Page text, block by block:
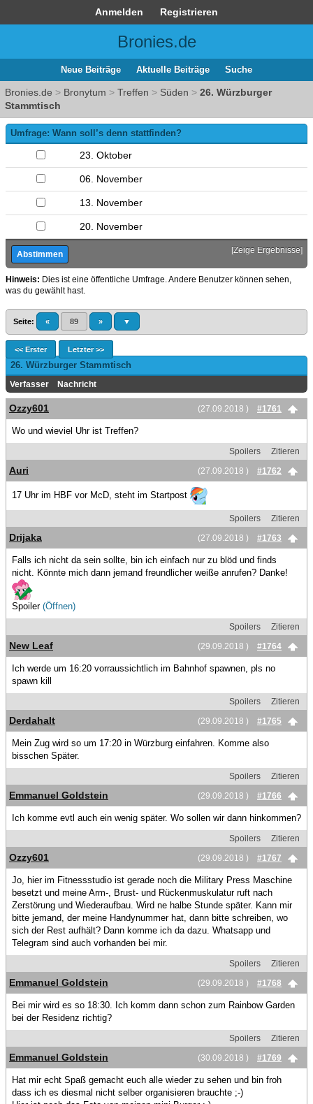
Anmelden Registrieren
Bronies.de
Neue Beiträge Aktuelle Beiträge Suche
Bronies.de > Bronytum > Treffen > Süden > 26. Würzburger
Stammtisch
Umfrage: Wann soll’s denn stattfinden?
23. Oktober
06. November
13. November
20. November
[Zeige Ergebnisse]
Hinweis: Dies ist eine öffentliche Umfrage. Andere Benutzer können sehen,
was du gewählt hast.
Seite: « 89 » ▼
<< Erster Letzter >>
26. Würzburger Stammtisch
Verfasser Nachricht
(27.09.2018 ) #1761
Ozzy601
Wo und wieviel Uhr ist Treffen?
Spoilers
Zitieren
(27.09.2018 )
#1762
Auri
17 Uhr im HBF vor McD, steht im Startpost
Spoilers
Zitieren
(27.09.2018 )
#1763
Drijaka
Falls ich nicht da sein sollte, bin ich einfach nur zu blöd und finds
nicht. Könnte mich dann jemand freundlicher weiße anrufen? Danke!
Spoiler (Öffnen)
Spoilers
Zitieren
(29.09.2018 )
#1764
New Leaf
Ich werde um 16:20 vorraussichtlich im Bahnhof spawnen, pls no
spawn kill
Spoilers
Zitieren
(29.09.2018 )
#1765
Derdahalt
Mein Zug wird so um 17:20 in Würzburg einfahren. Komme also
bisschen Später.
Spoilers
Zitieren
(29.09.2018 )
#1766
Emmanuel Goldstein
Ich komme evtl auch ein wenig später. Wo sollen wir dann hinkommen?
Spoilers
Zitieren
(29.09.2018 )
#1767
Ozzy601
Jo, hier im Fitnessstudio ist gerade noch die Military Press Maschine
besetzt und meine Arm-, Brust- und Rückenmuskulatur ruft nach
Zerstörung und Wiederaufbau. Wird ne halbe Stunde später. Kann mir
bitte jemand, der meine Handynummer hat, dann bitte schreiben, wo
sich der Rest aufhält? Dann komme ich da dazu. Whatsapp und
Telegram sind auch vorhanden bei mir.
Spoilers
Zitieren
(29.09.2018 )
#1768
Emmanuel Goldstein
Bei mir wird es so 18:30. Ich komm dann schon zum Rainbow Garden
bei der Residenz richtig?
Spoilers
Zitieren
(30.09.2018 )
#1769
Emmanuel Goldstein
Hat mir echt Spaß gemacht euch alle wieder zu sehen und bin froh
dass ich es diesmal nicht selber organisieren brauchte ;-)